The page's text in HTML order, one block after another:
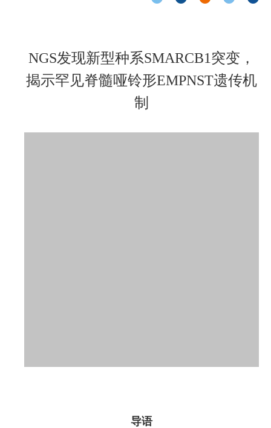
NGS发现新型种系SMARCB1突变，
揭示罕见脊髓哑铃形EMPNST遗传机
制
导语